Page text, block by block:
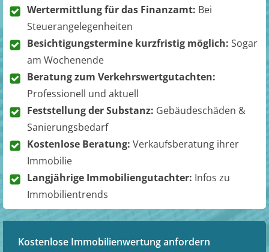
Wertermittlung für das Finanzamt: Bei
Steuerangelegenheiten
Besichtigungstermine kurzfristig möglich: Sogar
am Wochenende
Beratung zum Verkehrswertgutachten:
Professionell und aktuell
Feststellung der Substanz: Gebäudeschäden &
Sanierungsbedarf
Kostenlose Beratung: Verkaufsberatung ihrer
Immobilie
Langjährige Immobiliengutachter: Infos zu
Immobilientrends
Kostenlose Immobilienwertung anfordern